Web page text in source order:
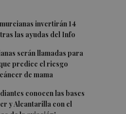
invertirán 14
las ayudas del Info
serán llamadas para
predice el riesgo
de mama
conocen las bases
y Alcantarilla con el